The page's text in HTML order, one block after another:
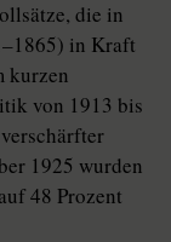
die in
in Kraft
kurzen
von 1913 bis
1925 wurden
48 Prozent